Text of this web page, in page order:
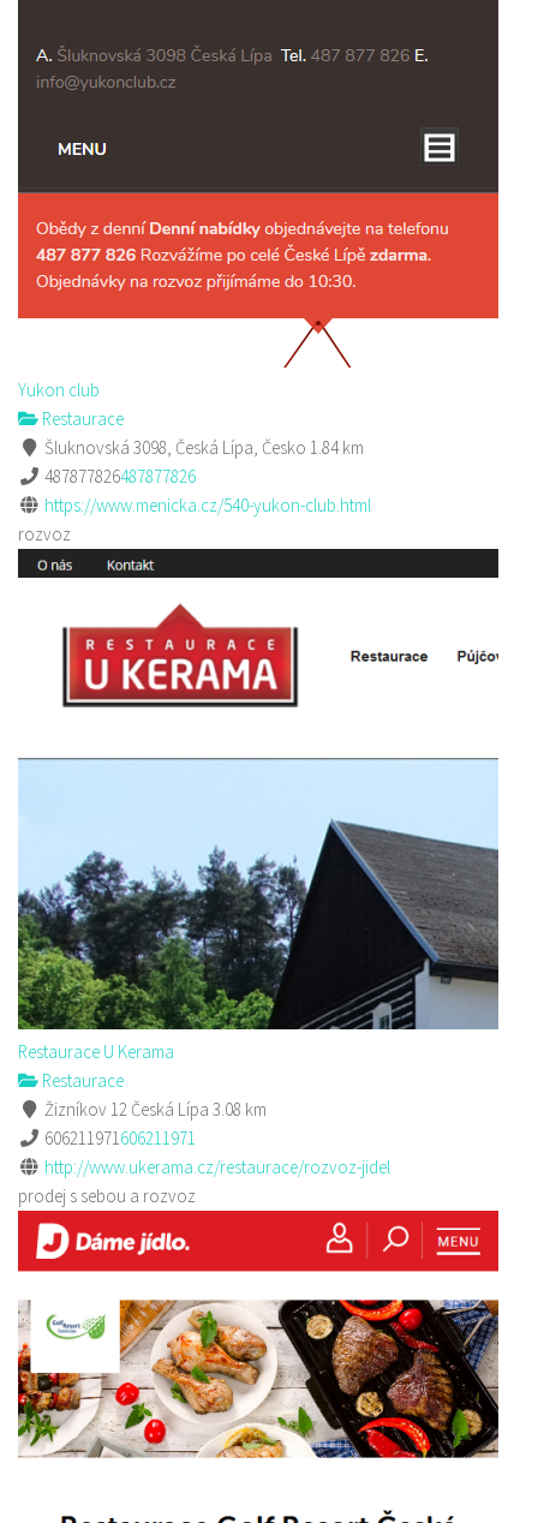
Yukon club
Restaurace
Šluknovská 3098, Česká Lípa, Česko 1.84 km
487877826487877826
https://www.menicka.cz/540-yukon-club.html
rozvoz
Restaurace U Kerama
Restaurace
Žizníkov 12 Česká Lípa 3.08 km
606211971606211971
http://www.ukerama.cz/restaurace/rozvoz-jidel
prodej s sebou a rozvoz